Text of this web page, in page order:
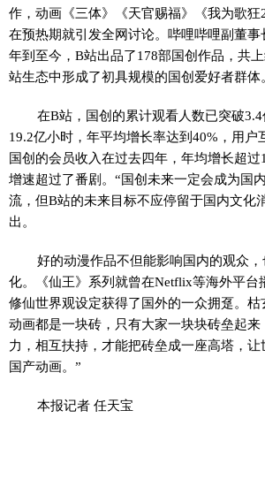
作，动画《三体》《天官赐福》《我为歌
在预热期就引发全网讨论。哔哩哔哩副董事
年到至今，B站出品了178部国创作品，共
站生态中形成了初具规模的国创爱好者群体
在B站，国创的累计观看人数已突破
19.2亿小时，年平均增长率达到40%，用户
国创的会员收入在过去四年，年均增长超过
增速超过了番剧。“国创未来一定会成为国
流，但B站的未来目标不应停留于国内文化
出。
好的动漫作品不但能影响国内的观众
化。《仙王》系列就曾在Netflix等海外平台
修仙世界观设定获得了国外的一众拥趸。
动画都是一块砖，只有大家一块块砖垒起
力，相互扶持，才能把砖垒成一座高塔，
国产动画。”
本报记者 任天宝